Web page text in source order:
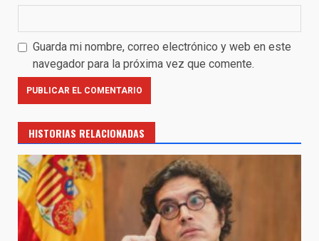
Guarda mi nombre, correo electrónico y web en este
navegador para la próxima vez que comente.
HISTORIAS RELACIONADAS